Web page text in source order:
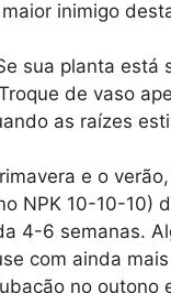
inimigo
sua planta está
de vaso
as raízes
e o
NPK 10-10-10)
4-6 semanas.
com ainda
no outono